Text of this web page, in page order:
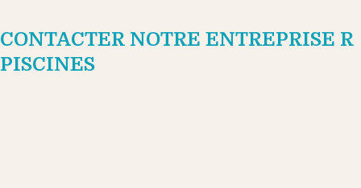
CONTACTER NOTRE ENTREPRISE R
PISCINES